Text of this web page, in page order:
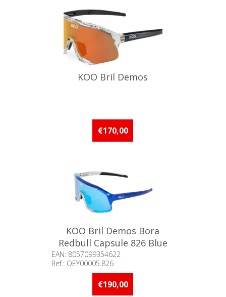
KOO Bril Demos
€170,00
KOO Bril Demos Bora
Redbull Capsule 826 Blue
Silver (Turquoised Mirror) /
One Size
EAN: 8057099354622
Ref.: OEY00005.826
Beschikbaarheid:: 5 stuks of
meer op voorraad
€190,00